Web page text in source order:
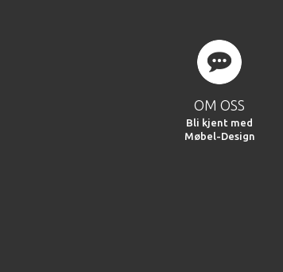
OM OSS
Bli kjent med
Møbel-Design